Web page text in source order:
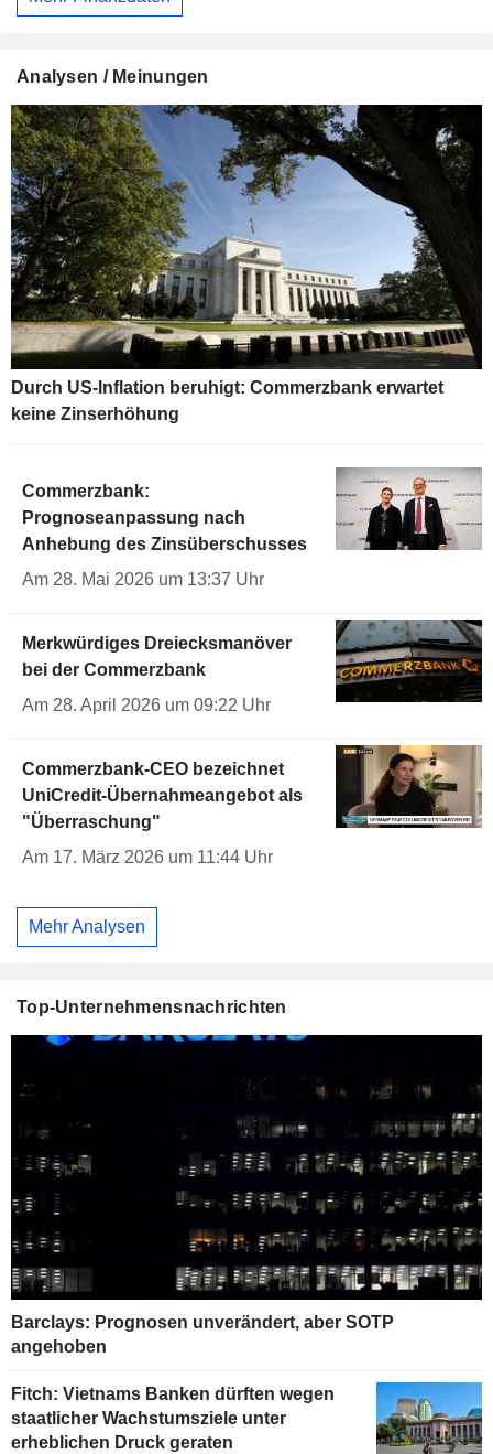
Analysen / Meinungen
Durch US-Inflation beruhigt: Commerzbank erwartet
keine Zinserhöhung
Commerzbank:
Prognoseanpassung nach
Anhebung des Zinsüberschusses
Am 28. Mai 2026 um 13:37 Uhr
Merkwürdiges Dreiecksmanöver
bei der Commerzbank
Am 28. April 2026 um 09:22 Uhr
Commerzbank-CEO bezeichnet
UniCredit-Übernahmeangebot als
"Überraschung"
Am 17. März 2026 um 11:44 Uhr
Mehr Analysen
Top-Unternehmensnachrichten
Barclays: Prognosen unverändert, aber SOTP
angehoben
Fitch: Vietnams Banken dürften wegen
staatlicher Wachstumsziele unter
erheblichen Druck geraten